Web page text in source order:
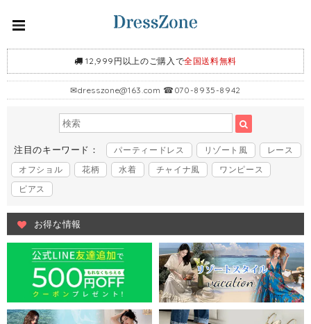
12,999円以上のご購入で全国送料無料
✉dresszone@163.com ☎070-8935-8942
注目のキーワード： パーティードレス リゾート風
レース
オフショル
花柄 水着 チャイナ風
ワンピース
ピアス
お得な情報